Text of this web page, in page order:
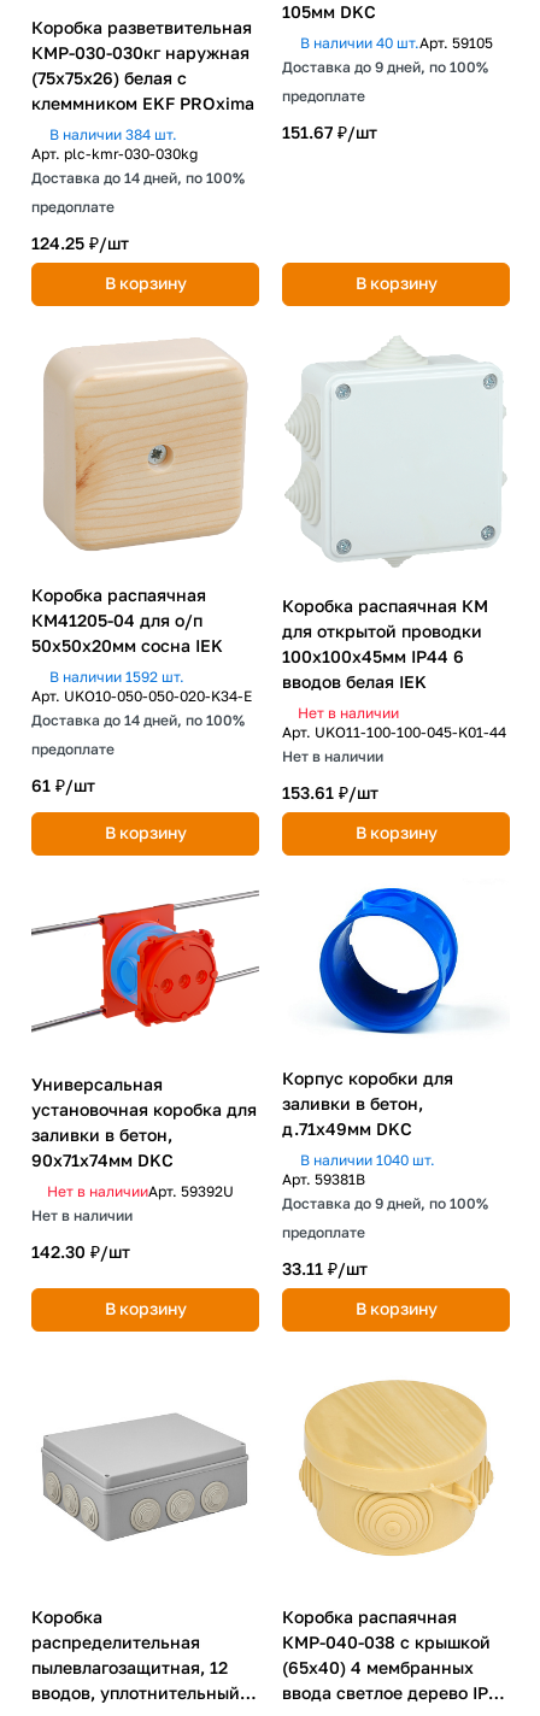
Коробка разветвительная
КМР-030-030кг наружная
(75х75х26) белая с
клеммником EKF PROxima
В наличии 384 шт.
Арт. plc-kmr-030-030kg
Доставка до 14 дней, по 100%
предоплате
124.25 ₽/шт
В корзину
105мм DKC
В наличии 40 шт.Арт. 59105
Доставка до 9 дней, по 100%
предоплате
151.67 ₽/шт
В корзину
Коробка распаячная
КМ41205-04 для о/п
50х50х20мм сосна IEK
В наличии 1592 шт.
Арт. UKO10-050-050-020-K34-E
Доставка до 14 дней, по 100%
предоплате
61 ₽/шт
В корзину
Коробка распаячная КМ
для открытой проводки
100х100х45мм IP44 6
вводов белая IEK
Нет в наличии
Арт. UKO11-100-100-045-K01-44
Нет в наличии
153.61 ₽/шт
В корзину
Универсальная
установочная коробка для
заливки в бетон,
90х71x74мм DKC
Нет в наличииАрт. 59392U
Нет в наличии
142.30 ₽/шт
В корзину
Корпус коробки для
заливки в бетон,
д.71х49мм DKC
В наличии 1040 шт.
Арт. 59381B
Доставка до 9 дней, по 100%
предоплате
33.11 ₽/шт
В корзину
Коробка
распределительная
пылевлагозащитная, 12
вводов, уплотнительный
Коробка распаячная
КМР-040-038 с крышкой
(65х40) 4 мембранных
ввода светлое дерево IP54